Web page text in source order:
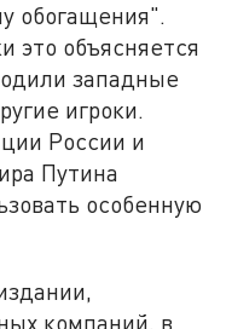
обогащения".
это объясняется
западные
игроки.
России и
Путина
особенную
компаний, в